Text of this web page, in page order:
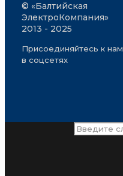
© «Балтийская
ЭлектроКомпания»
2013 - 2025
Присоединяйтесь к нам
в соцсетях